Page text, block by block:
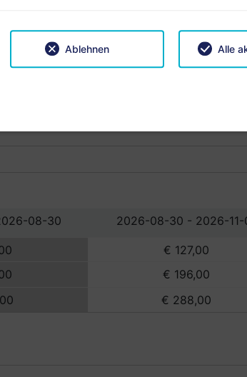
€ 115,00
€ 184,00
08-30 2026-08-30 - 2026-11-
€ 127,00
€ 196,00
€ 288,00
Ablehnen Alle